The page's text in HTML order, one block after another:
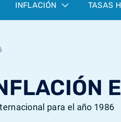
INFLACIÓN TASAS
para el año 1986